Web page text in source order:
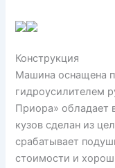
Конструкция
Машина оснащена
гидроусилителем
Приора» обладает
кузов сделан из
срабатывает
стоимости и